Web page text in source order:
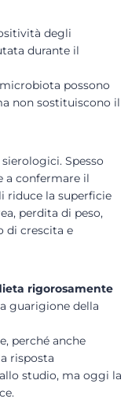
degli
durante il
possono
non sostituiscono il
Spesso
a confermare il
riduce la superficie
perdita di peso,
di crescita e
rigorosamente
guarigione della
perché anche
risposta
studio, ma oggi la